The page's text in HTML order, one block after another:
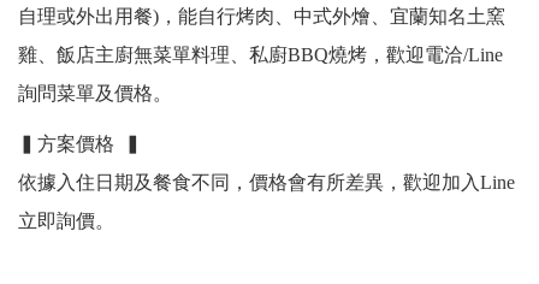
自理或外出用餐)，能自行烤肉、中式外燴、宜蘭知名土窯
雞、飯店主廚無菜單料理、私廚BBQ燒烤，歡迎電洽/Line
詢問菜單及價格。
▍方案價格 ▍
依據入住日期及餐食不同，價格會有所差異，歡迎加入Line
立即詢價。